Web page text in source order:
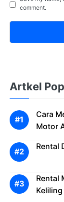
comment.
Artkel
Cara
Motor
Rental
Rental